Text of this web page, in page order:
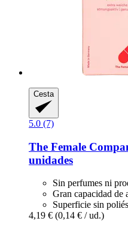
Cesta
5.0 (7)
The Female
unidades
Sin perfumes ni
Gran capacidad de
Superficie sin
4,19 € (0,14 € / ud.)